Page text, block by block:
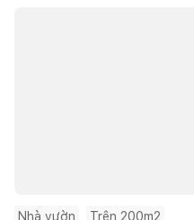
Nhà vườn Trên 200m2